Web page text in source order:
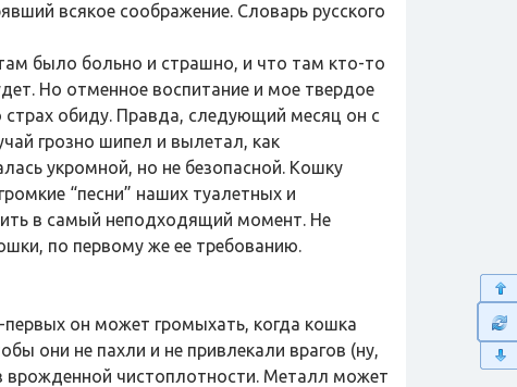
всякое соображение. Словарь русского
было больно и страшно, и что там кто-то
Но отменное воспитание и мое твердое
страх обиду. Правда, следующий месяц он с
грозно шипел и вылетал, как
укромной, но не безопасной. Кошку
“песни” наших туалетных и
в самый неподходящий момент. Не
по первому же ее требованию.
он может громыхать, когда кошка
они не пахли и не привлекали врагов (ну,
врожденной чистоплотности. Металл может